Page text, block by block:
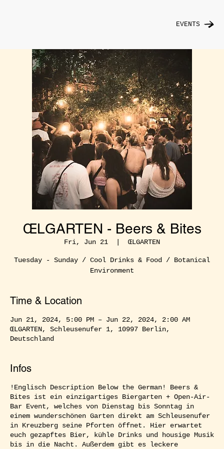
EVENTS
ŒLGARTEN - Beers & Bites
Fri, Jun 21
  |
ŒLGARTEN
Tuesday - Sunday / Cool Drinks & Food / Botanical
Environment
Time & Location
Jun 21, 2024, 5:00 PM – Jun 22, 2024, 2:00 AM
ŒLGARTEN, Schleusenufer 1, 10997 Berlin,
Deutschland
Infos
!Englisch Description Below the German! Beers &
Bites ist ein einzigartiges Biergarten + Open-Air-
Bar Event, welches von Dienstag bis Sonntag in
einem wunderschönen Garten direkt am Schleusenufer
in Kreuzberg seine Pforten öffnet. Hier erwartet
euch gezapftes Bier, kühle Drinks und housige Musik
bis in die Nacht. Außerdem gibt es leckere